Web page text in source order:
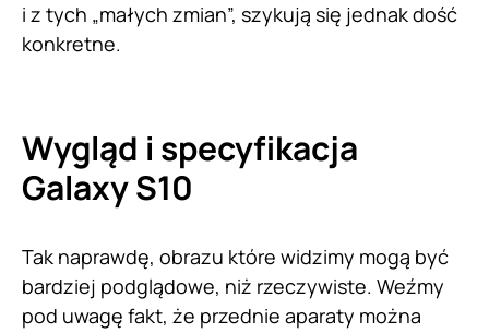
i z tych „małych zmian”, szykują się jednak dość
konkretne.
Wygląd i specyfikacja
Galaxy S10
Tak naprawdę, obrazu które widzimy mogą być
bardziej podglądowe, niż rzeczywiste. Weźmy
pod uwagę fakt, że przednie aparaty można